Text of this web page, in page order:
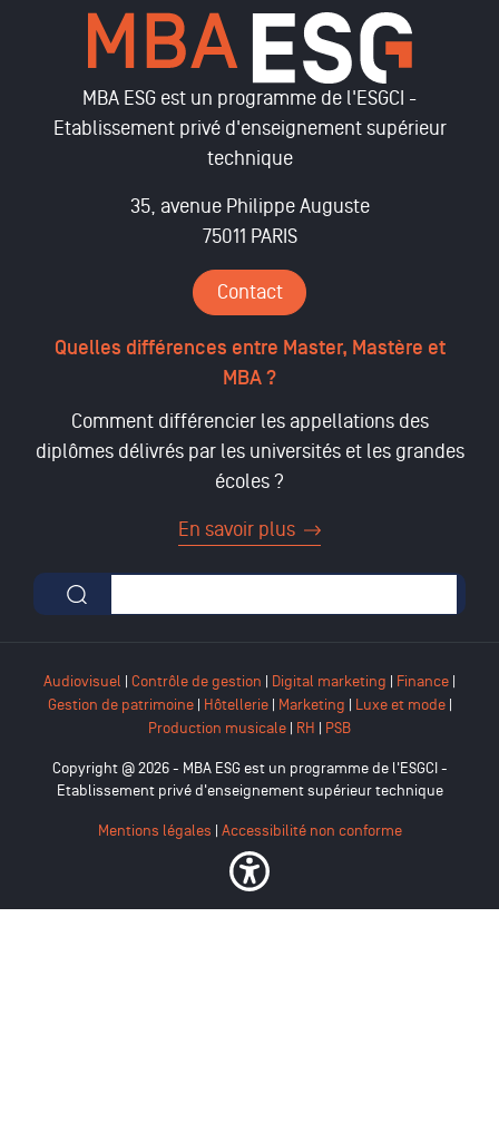
MBA ESG est un programme de l'ESGCI -
Etablissement privé d'enseignement supérieur
technique
35, avenue Philippe Auguste
75011 PARIS
Contact
Quelles différences entre Master, Mastère et
MBA ?
Comment différencier les appellations des
diplômes délivrés par les universités et les grandes
écoles ?
En savoir plus
Formulaire de recherche
Audiovisuel | Contrôle de gestion | Digital marketing | Finance |
Gestion de patrimoine| Hôtellerie| Marketing | Luxe et mode|
Production musicale | RH | PSB
Copyright @ 2026 - MBA ESG est un programme de l'ESGCI -
Etablissement privé d'enseignement supérieur technique
Mentions légales Accessibilité non conforme